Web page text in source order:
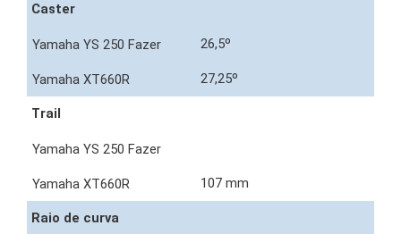
Caster
26,5º
27,25º
Trail
107 mm
Raio de curva